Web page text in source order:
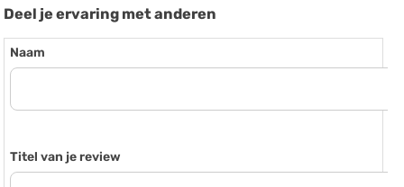
Deel je ervaring met anderen
Naam
Titel van je review